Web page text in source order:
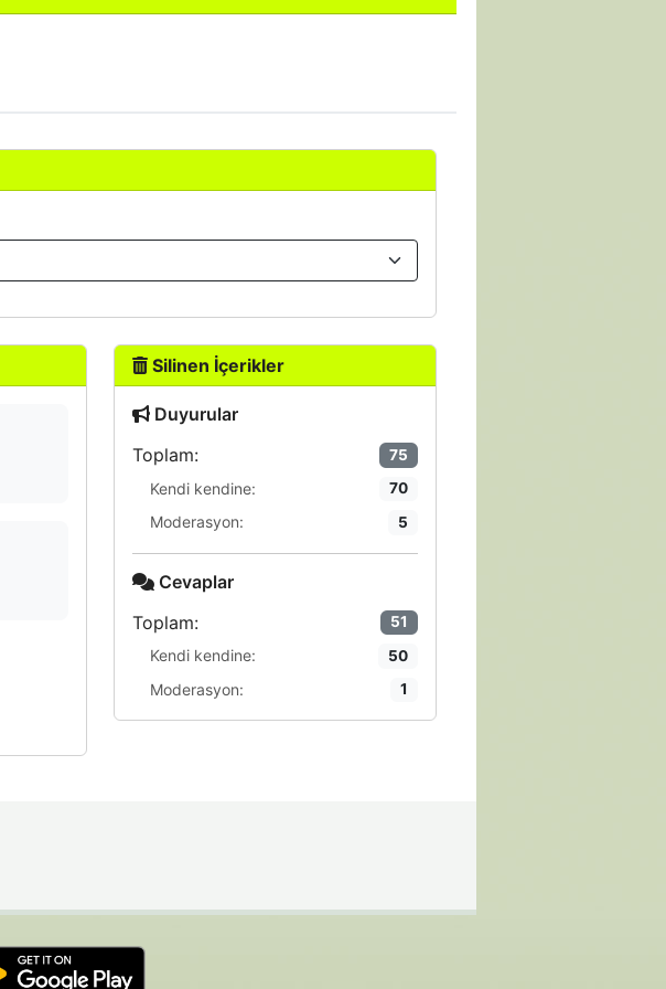
Silinen İçerikler
Duyurular
Toplam:
75
Kendi kendine: 70
Moderasyon: 5
Cevaplar
Toplam:
51
Kendi kendine: 50
Moderasyon: 1